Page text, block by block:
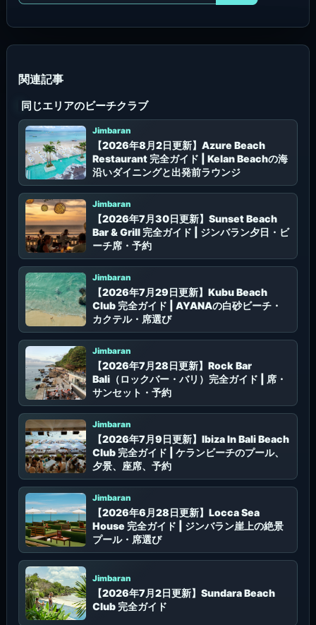
対
同じエリアのビーチクラブ
Jimbaran
【2026年8月2日更新】Azure Beach
Restaurant 完全ガイド | Kelan Beachの海
沿いダイニングと出発前ラウンジ
Jimbaran
【2026年7月30日更新】Sunset Beach
Bar & Grill 完全ガイド | ジンバラン夕日・ビ
ーチ席・予約
Jimbaran
【2026年7月29日更新】Kubu Beach
Club 完全ガイド | AYANAの白砂ビーチ・
カクテル・席選び
Jimbaran
【2026年7月28日更新】Rock Bar
Bali（ロックバー・バリ）完全ガイド | 席・
サンセット・予約
Jimbaran
【2026年7月9日更新】Ibiza In Bali Beach
Club 完全ガイド | ケランビーチのプール、
夕景、座席、予約
Jimbaran
【2026年6月28日更新】Locca Sea
House 完全ガイド | ジンバラン崖上の絶景
プール・席選び
Jimbaran
【2026年7月2日更新】Sundara Beach
Club 完全ガイド